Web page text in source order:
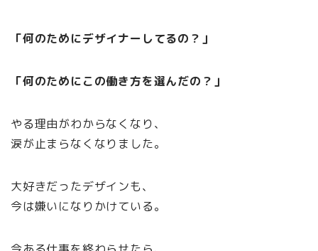
「何のためにデザイナーしてるの？」
「何のためにこの働き方を選んだの？」
やる理由がわからなくなり、
涙が止まらなくなりました。
大好きだったデザインも、
今は嫌いになりかけている。